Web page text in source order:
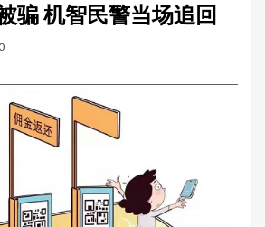
骗 机智民警当场追回
0